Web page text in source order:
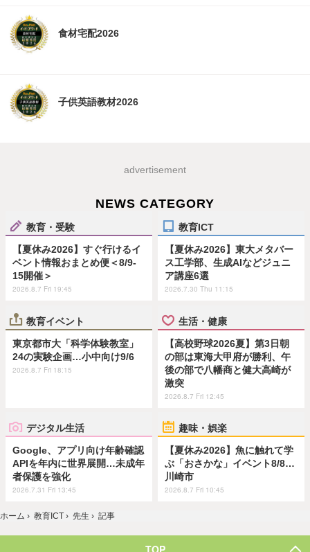
食材宅配2026
子供英語教材2026
advertisement
NEWS CATEGORY
教育・受験
【夏休み2026】すぐ行けるイ
ベント情報おまとめ便＜8/9-
15開催＞
2026.8.7 Fri 19:45
教育ICT
【夏休み2026】東大メタバー
ス工学部、生成AIなどジュニ
ア講座6選
2026.7.30 Thu 11:15
教育イベント
東京都市大「科学体験教室」
24の実験企画…小中向け9/6
2026.8.7 Fri 18:15
生活・健康
【高校野球2026夏】第3日朝
の部は東海大甲府が勝利、午
後の部で八幡商と健大高崎が
激突
2026.8.7 Fri 12:45
デジタル生活
Google、アプリ向け年齢確認
APIを年内に世界展開…未成年
者保護を強化
2026.7.31 Fri 13:45
趣味・娯楽
【夏休み2026】魚に触れて学
ぶ「おさかな」イベント8/8…
川崎市
2026.8.7 Fri 10:45
ホーム › 教育ICT › 先生 › 記事